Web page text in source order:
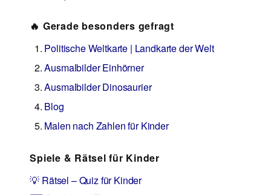
🔥 Gerade besonders gefragt
Politische Weltkarte | Landkarte der Welt
Ausmalbilder Einhörner
Ausmalbilder Dinosaurier
Blog
Malen nach Zahlen für Kinder
Spiele & Rätsel für Kinder
💡 Rätsel – Quiz für Kinder